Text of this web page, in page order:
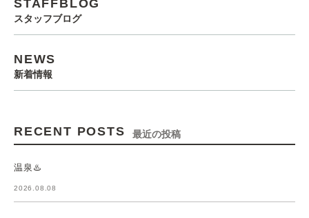
STAFFBLOG
スタッフブログ
NEWS
新着情報
RECENT POSTS 最近の投稿
温泉♨️
2026.08.08